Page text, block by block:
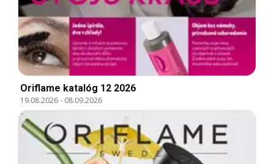
Oriflame katalóg 12 2026
19.08.2026- 08.09.2026